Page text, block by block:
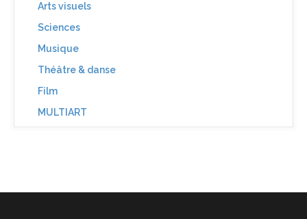
Arts visuels
Sciences
Musique
Théâtre & danse
Film
MULTIART